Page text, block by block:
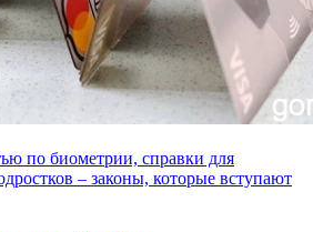
по биометрии, справки для
– законы, которые вступают